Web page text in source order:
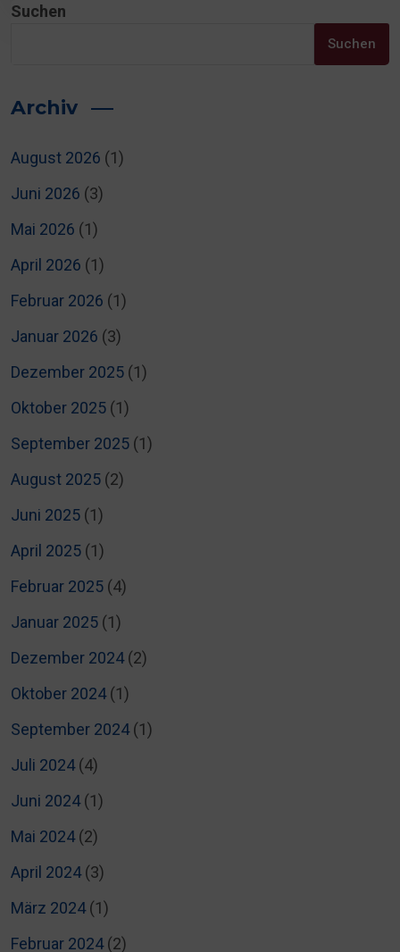
Suchen
Suchen
Archiv
August 2026 (1)
Juni 2026 (3)
Mai 2026 (1)
April 2026 (1)
Februar 2026 (1)
Januar 2026 (3)
Dezember 2025 (1)
Oktober 2025 (1)
September 2025 (1)
August 2025 (2)
Juni 2025 (1)
April 2025 (1)
Februar 2025 (4)
Januar 2025 (1)
Dezember 2024(2)
Oktober 2024(1)
September 2024(1)
Juli 2024(4)
Juni 2024(1)
Mai 2024(2)
April 2024(3)
März 2024(1)
Februar 2024(2)